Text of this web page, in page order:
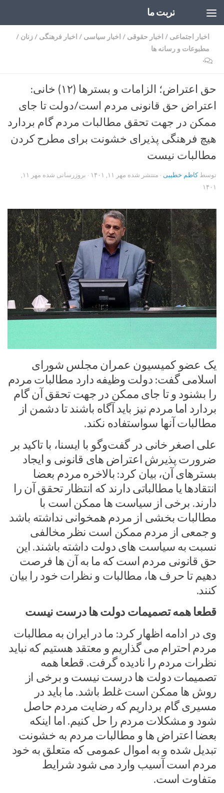
تربت ما
اخبار اجتماعی / اخبار حقوقی / اخبار سیاسی / اخبار فرهنگی /زنان /
مطبوعات و رسانه ها
۰
حق اعتراض؛ الزامات و بسترها (۱۲) خانی:
اعتراض حق قانونی مردم است/دولت تا جای
ممکن در جهت تحقق مطالبات مردم گام بردارد
هیچ فرهنگی پذیرای خشونت برای مطرح کردن
مطالبات نیست
توسطکاظم خطیبی · منتشر شده مهر ۱۱, ۱۴۰۱ · بروزرسانی شده
مهر ۱۱,
۱۴۰۱
یک عضو کمیسیون عمران مجلس شورای
اسلامی گفت: دولت وظیفه دارد مطالبات مردم
را بشنود و تا جای ممکن در جهت تحقق آن گام
بردارد اما مردم نیز باید آگاه باشند تا دشمن از
مطالبات آنها سواستفاده نکند.
علی اصغر خانی در گفت‌وگو با ایسنا، با تاکید بر
ضرورت پذیرش اعتراض های قانونی و ایجاد
بسترهای آن، بیان کرد: بالاخره مردم بعضا
انتقادها یا مطالباتی دارند که انتظار تحقق آن را
دارند. برخی از سیاست ها ممکن است با
مطالبات بخشی از مردم همخوانی نداشته باشد
و جمعی از مردم ممکن است نظر مخالفی
نسبت به سیاست های دولت داشته باشند. این
حق قانونی مردم است که ما به آن ها فرصت
دهیم تا حرف ها، مطالبات و نظرات خود را بیان
کنند.
قطعا همه تصمیمات دولت ها درست نیست
وی در ادامه اظهار کرد: ما در ایران به مطالبات
مردم احترام می گذاریم و معتقد هستیم که نباید
نظرات مردم را نادیده گرفت. قطعا همه
تصمیمات دولت ها درست نیست و برخی از
روش ها ممکن است غلط باشد. ما باید در
مسیری گام برداریم که رضایت مردم حاصل
شود و مشکلات مردم را حل کنیم. اما اینکه
بعضا اعتراض ها و مطالبات مردم به خشونت
تبدیل شده و به اموال عمومی که متعلق به خود
مردم است آسیب وارد می شود شرایط
متفاوت است.